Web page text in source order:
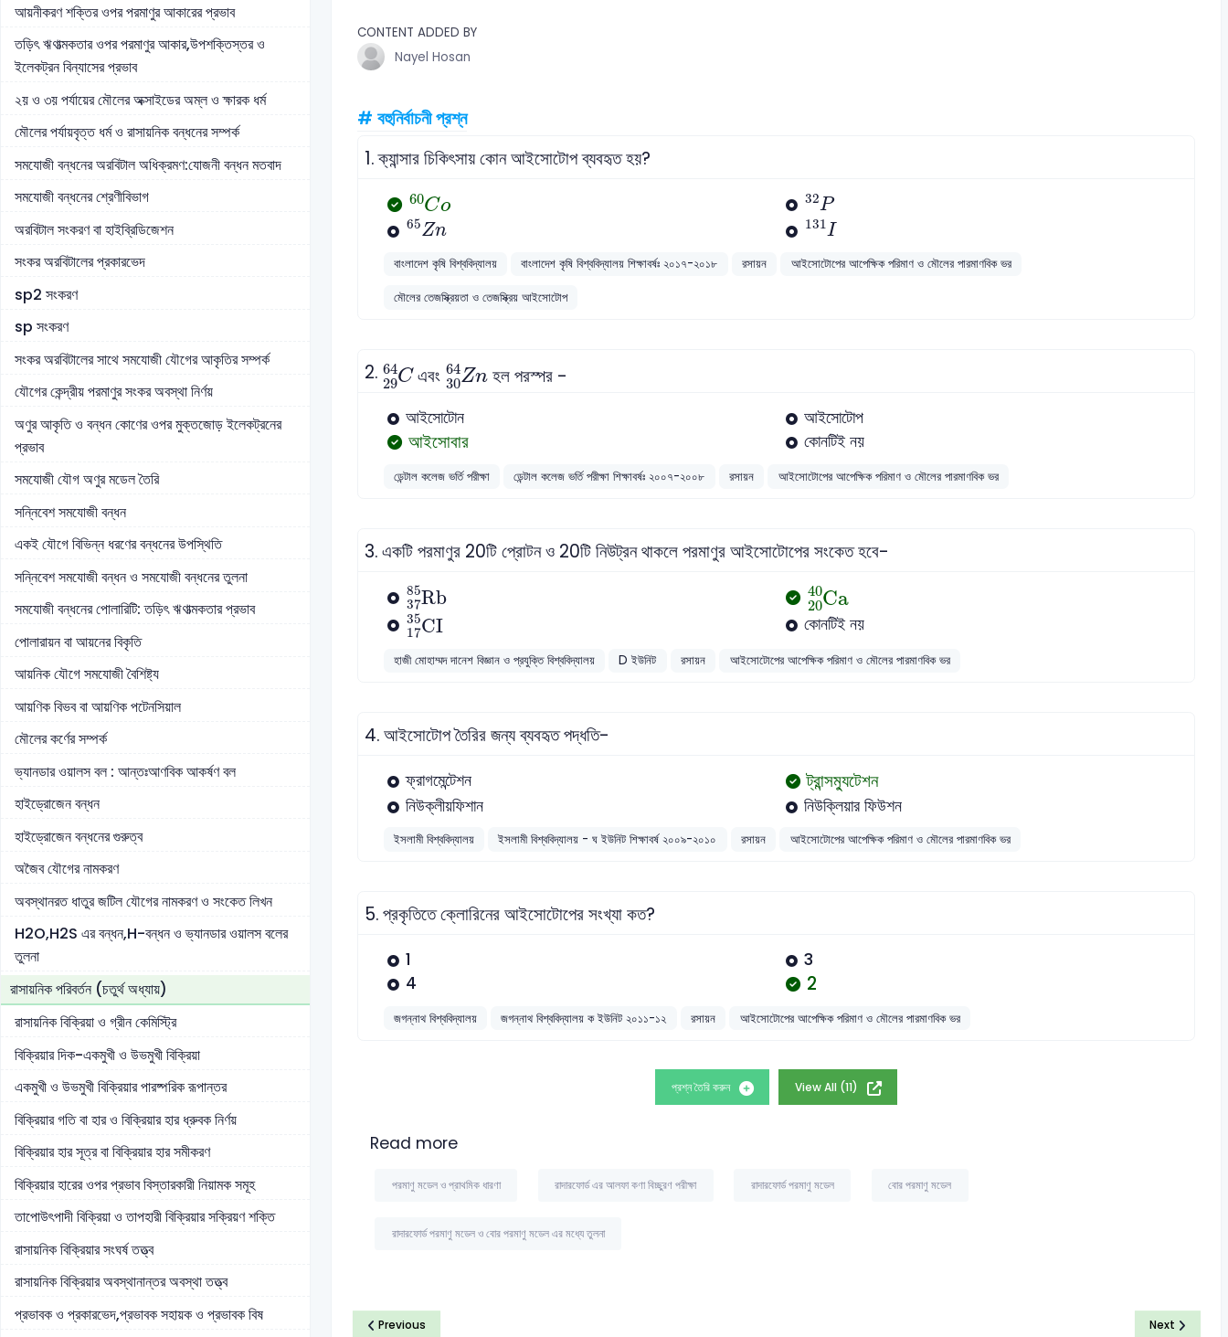
আয়নীকরণ শক্তির ওপর পরমাণুর আকারের প্রভাব
তড়িৎ ঋণাত্মকতার ওপর পরমাণুর আকার,উপশক্তিস্তর ও
ইলেকট্রন বিন্যাসের প্রভাব
২য় ও ৩য় পর্যায়ের মৌলের অক্সাইডের অম্ল ও ক্ষারক ধর্ম
মৌলের পর্যায়বৃত্ত ধর্ম ও রাসায়নিক বন্ধনের সম্পর্ক
সমযোজী বন্ধনের অরবিটাল অধিক্রমণ:যোজনী বন্ধন মতবাদ
সমযোজী বন্ধনের শ্রেণীবিভাগ
অরবিটাল সংকরণ বা হাইব্রিডিজেশন
সংকর অরবিটালের প্রকারভেদ
sp2 সংকরণ
sp সংকরণ
সংকর অরবিটালের সাথে সমযোজী যৌগের আকৃতির সম্পর্ক
যৌগের কেন্দ্রীয় পরমাণুর সংকর অবস্থা নির্ণয়
অণুর আকৃতি ও বন্ধন কোণের ওপর মুক্তজোড় ইলেকট্রনের
প্রভাব
সমযোজী যৌগ অণুর মডেল তৈরি
সন্নিবেশ সমযোজী বন্ধন
একই যৌগে বিভিন্ন ধরণের বন্ধনের উপস্থিতি
সন্নিবেশ সমযোজী বন্ধন ও সমযোজী বন্ধনের তুলনা
সমযোজী বন্ধনের পোলারিটি: তড়িৎ ঋণাত্মকতার প্রভাব
পোলারায়ন বা আয়নের বিকৃতি
আয়নিক যৌগে সমযোজী বৈশিষ্ট্য
আয়ণিক বিভব বা আয়ণিক পটেনসিয়াল
মৌলের কর্ণের সম্পর্ক
ভ্যানডার ওয়ালস বল : আন্তঃআণবিক আকর্ষণ বল
হাইড্রোজেন বন্ধন
হাইড্রোজেন বন্ধনের গুরুত্ব
অজৈব যৌগের নামকরণ
অবস্থানরত ধাতুর জটিল যৌগের নামকরণ ও সংকেত লিখন
H2O,H2S এর বন্ধন,H-বন্ধন ও ভ্যানডার ওয়ালস বলের
তুলনা
রাসায়নিক পরিবর্তন (চতুর্থ অধ্যায়)
রাসায়নিক বিক্রিয়া ও গ্রীন কেমিস্ট্রি
বিক্রিয়ার দিক-একমুখী ও উভমুখী বিক্রিয়া
একমুখী ও উভমুখী বিক্রিয়ার পারষ্পরিক রূপান্তর
বিক্রিয়ার গতি বা হার ও বিক্রিয়ার হার ধ্রুবক নির্ণয়
বিক্রিয়ার হার সূত্র বা বিক্রিয়ার হার সমীকরণ
বিক্রিয়ার হারের ওপর প্রভাব বিস্তারকারী নিয়ামক সমূহ
তাপোউৎপাদী বিক্রিয়া ও তাপহারী বিক্রিয়ার সক্রিয়ণ শক্তি
রাসায়নিক বিক্রিয়ার সংঘর্ষ তত্ত্ব
রাসায়নিক বিক্রিয়ার অবস্থানান্তর অবস্থা তত্ত্ব
প্রভাবক ও প্রকারভেদ,প্রভাবক সহায়ক ও প্রভাবক বিষ
CONTENT ADDED BY
Nayel Hosan
# বহুনির্বাচনী প্রশ্ন
1.ক্যান্সার চিকিৎসায় কোন আইসোটোপ ব্যবহৃত হয়?
60Co
C60 32P
P32
65Zn
Z65n 131I
I131
বাংলাদেশ কৃষি বিশ্ববিদ্যালয় বাংলাদেশ কৃষি বিশ্ববিদ্যালয় শিক্ষাবর্ষঃ ২০১৭-২০১৮ রসায়ন
আইসোটোপের আপেক্ষিক পরিমাণ ও মৌলের পারমাণবিক ভর
মৌলের তেজস্ক্রিয়তা ও তেজস্ক্রিয় আইসোটোপ
2. 64
29C
C29 64
এবং 64
30Zn
Z30 n
হল পরস্পর -
আইসোটোন আইসোটোপ
আইসোবার কোনটিই নয়
ডেন্টাল কলেজ ভর্তি পরীক্ষা ডেন্টাল কলেজ ভর্তি পরীক্ষা শিক্ষাবর্ষঃ ২০০৭-২০০৮ রসায়ন আইসোটোপের আপেক্ষিক পরিমাণ ও মৌলের পারমাণবিক ভর
3.একটি পরমাণুর 20টি প্রোটন ও 20টি নিউট্রন থাকলে পরমাণুর আইসোটোপের সংকেত হবে-
85
37Rb
Rb37
40
20Ca
Ca
35
17CI
CI1735 কোনটিই নয়
হাজী মোহাম্মদ দানেশ বিজ্ঞান ও প্রযুক্তি বিশ্ববিদ্যালয় D ইউনিট রসায়ন আইসোটোপের আপেক্ষিক পরিমাণ ও মৌলের পারমাণবিক ভর
4.আইসোটোপ তৈরির জন্য ব্যবহৃত পদ্ধতি-
ফ্রাগমেন্টেশন ট্রান্সম্যুটেশন
নিউক্লীয়ফিশান নিউক্লিয়ার ফিউশন
ইসলামী বিশ্ববিদ্যালয় ইসলামী বিশ্ববিদ্যালয় - ঘ ইউনিট শিক্ষাবর্ষ ২০০৯-২০১০ রসায়ন আইসোটোপের আপেক্ষিক পরিমাণ ও মৌলের পারমাণবিক ভর
5.প্রকৃতিতে ক্লোরিনের আইসোটোপের সংখ্যা কত?
1
3
4
2
জগন্নাথ বিশ্ববিদ্যালয় জগন্নাথ বিশ্ববিদ্যালয় ক ইউনিট ২০১১-১২ রসায়ন আইসোটোপের আপেক্ষিক পরিমাণ ও মৌলের পারমাণবিক ভর
প্রশ্ন তৈরি করুন View All (11)
Read more
পরমাণু মডেল ও প্রাথমিক ধারণা রাদারফোর্ড এর আলফা কণা বিচ্ছুরণ পরীক্ষা রাদারফোর্ড পরমাণু মডেল বোর পরমাণু মডেল
রাদারফোর্ড পরমাণু মডেল ও বোর পরমাণু মডেল এর মধ্যে তুলনা
Previous Next